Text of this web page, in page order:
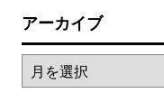
アーカイブ